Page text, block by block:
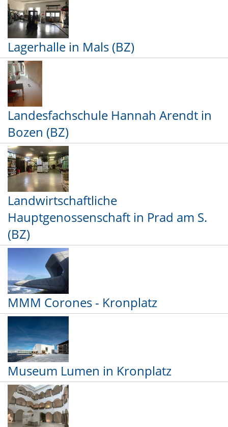
Lagerhalle in Mals (BZ)
Landesfachschule Hannah Arendt in
Bozen (BZ)
Landwirtschaftliche
Hauptgenossenschaft in Prad am S.
(BZ)
MMM Corones - Kronplatz
Museum Lumen in Kronplatz